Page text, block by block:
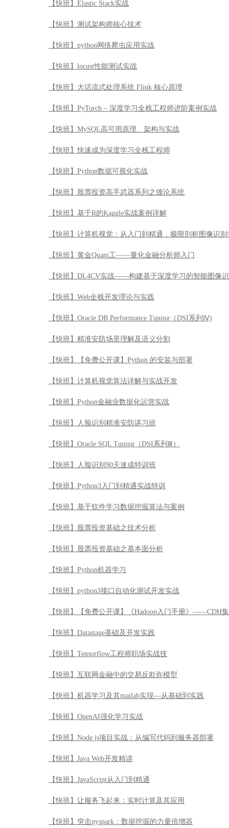
【快班】Elastic Stack实战
【快班】测试架构师核心技术
【快班】python网络爬虫应用实战
【快班】locust性能测试实战
【快班】大话流式处理系统 Flink 核心原理
【快班】PyTorch – 深度学习全栈工程师进阶案例实战
【快班】MySQL高可用原理、架构与实战
【快班】快速成为深度学习全栈工程师
【快班】Python数据可视化实战
【快班】股票投资高手武器系列之缠论系统
【快班】基于R的Kaggle实战案例详解
【快班】计算机视觉：从入门到精通，极限剖析图像识
【快班】黄金Quant工——量化金融分析师入门
【快班】DL4CV实战——构建基于深度学习的智能图像
【快班】Web全栈开发理论与实践
【快班】Oracle DB Performance Tuning（DSI系列Ⅳ)
【快班】精准安防场景理解及语义分割
【快班】【免费公开课】Python 的安装与部署
【快班】计算机视觉算法详解与实战开发
【快班】Python金融业数据化运营实战
【快班】人脸识别精准安防讲习班
【快班】Oracle SQL Tuning（DSI系列Ⅲ）
【快班】人脸识别90天速成特训班
【快班】Python3入门到精通实战特训
【快班】基于软件学习数据挖掘算法与案例
【快班】股票投资基础之技术分析
【快班】股票投资基础之基本面分析
【快班】Python机器学习
【快班】python3接口自动化测试开发实战
【快班】【免费公开课】《Hadoop入门手册》——CDH
【快班】Datastage基础及开发实践
【快班】Tensorflow工程师职场实战技
【快班】互联网金融中的交易反欺诈模型
【快班】机器学习及其matlab实现—从基础到实践
【快班】OpenAI强化学习实战
【快班】Node.js项目实战：从编写代码到服务器部署
【快班】Java Web开发精讲
【快班】JavaScript从入门到精通
【快班】让服务飞起来：实时计算及其应用
【快班】突击pyspark：数据挖掘的力量倍增器